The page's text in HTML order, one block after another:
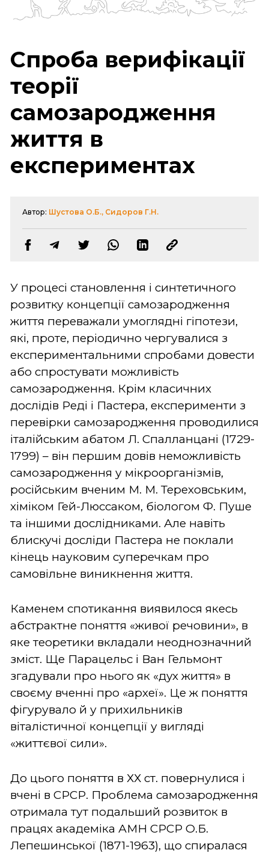
Спроба верифікації
теорії
самозародження
життя в
експериментах
Автор: Шустова О.Б., Сидоров Г.Н.
У процесі становлення і синтетичного
розвитку концепції самозародження
життя переважали умоглядні гіпотези,
які, проте, періодично чергувалися з
експериментальними спробами довести
або спростувати можливість
самозародження. Крім класичних
дослідів Реді і Пастера, експерименти з
перевірки самозародження проводилися
італійським абатом Л. Спалланцані (1729-
1799) – він першим довів неможливість
самозародження у мікроорганізмів,
російським вченим М. М. Тереховським,
хіміком Гей-Люссаком, біологом Ф. Пуше
та іншими дослідниками. Але навіть
блискучі досліди Пастера не поклали
кінець науковим суперечкам про
самовільне виникнення життя.
Каменем спотикання виявилося якесь
абстрактне поняття «живої речовини», в
яке теоретики вкладали неоднозначний
зміст. Ще Парацельс і Ван Гельмонт
згадували про нього як «дух життя» в
своєму вченні про «археї». Це ж поняття
фігурувало й у прихильників
віталістичної концепції у вигляді
«життєвої сили».
До цього поняття в ХХ ст. повернулися і
вчені в СРСР. Проблема самозародження
отримала тут подальший розвиток в
працях академіка АМН СРСР О.Б.
Лепешинської (1871-1963), що спиралася